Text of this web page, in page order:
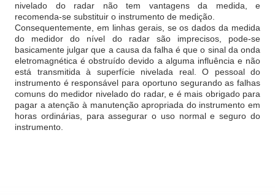
nivelado do radar não tem vantagens da medida, e
recomenda-se substituir o instrumento de medição.
Consequentemente, em linhas gerais, se os dados da medida
do medidor do nível do radar são imprecisos, pode-se
basicamente julgar que a causa da falha é que o sinal da onda
eletromagnética é obstruído devido a alguma influência e não
está transmitida à superfície nivelada real. O pessoal do
instrumento é responsável para oportuno segurando as falhas
comuns do medidor nivelado do radar, e é mais obrigado para
pagar a atenção à manutenção apropriada do instrumento em
horas ordinárias, para assegurar o uso normal e seguro do
instrumento.